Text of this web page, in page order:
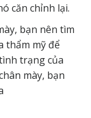
căn chỉnh lại.
bạn nên tìm
thẩm mỹ để
trạng của
mày, bạn